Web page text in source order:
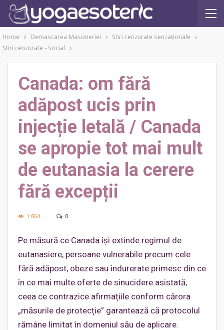
Home Demascarea Masoneriei
Ştiri cenzurate senzaţionale
Ştiri cenzurate - Social
Canada: om fără
adăpost ucis prin
injecție letală / Canada
se apropie tot mai mult
de eutanasia la cerere
fără excepții
1.064 0
Pe măsură ce Canada își extinde regimul de
eutanasiere, persoane vulnerabile precum cele
fără adăpost, obeze sau îndurerate primesc din ce
în ce mai multe oferte de sinucidere asistată,
ceea ce contrazice afirmațiile conform cărora
„măsurile de protecție” garantează că protocolul
rămâne limitat în domeniul său de aplicare.